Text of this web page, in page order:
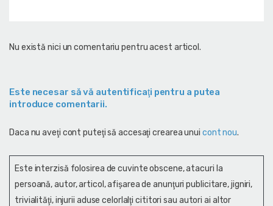
Nu există nici un comentariu pentru acest articol.
Este necesar să vă autentificaţi pentru a putea
introduce comentarii.
Daca nu aveţi cont puteţi să accesaţi crearea unui cont nou.
Este interzisă folosirea de cuvinte obscene, atacuri la
persoană, autor, articol, afişarea de anunţuri publicitare, jigniri,
trivialităţi, injurii aduse celorlalţi cititori sau autori ai altor